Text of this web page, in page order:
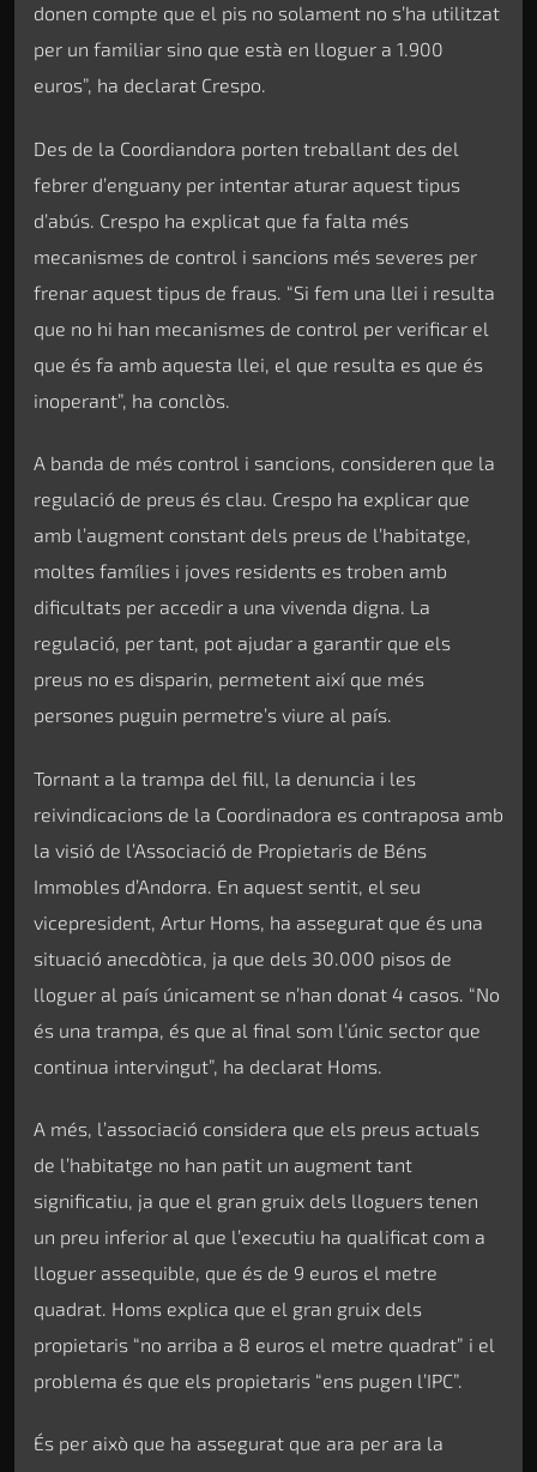
donen compte que el pis no solament no s’ha utilitzat
per un familiar sino que està en lloguer a 1.900
euros”, ha declarat Crespo.
Des de la Coordiandora porten treballant des del
febrer d’enguany per intentar aturar aquest tipus
d’abús. Crespo ha explicat que fa falta més
mecanismes de control i sancions més severes per
frenar aquest tipus de fraus. “Si fem una llei i resulta
que no hi han mecanismes de control per verificar el
que és fa amb aquesta llei, el que resulta es que és
inoperant”, ha conclòs.
A banda de més control i sancions, consideren que la
regulació de preus és clau. Crespo ha explicar que
amb l’augment constant dels preus de l’habitatge,
moltes famílies i joves residents es troben amb
dificultats per accedir a una vivenda digna. La
regulació, per tant, pot ajudar a garantir que els
preus no es disparin, permetent així que més
persones puguin permetre’s viure al país.
Tornant a la trampa del fill, la denuncia i les
reivindicacions de la Coordinadora es contraposa amb
la visió de l’Associació de Propietaris de Béns
Immobles d’Andorra. En aquest sentit, el seu
vicepresident, Artur Homs, ha assegurat que és una
situació anecdòtica, ja que dels 30.000 pisos de
lloguer al país únicament se n’han donat 4 casos. “No
és una trampa, és que al final som l’únic sector que
continua intervingut”, ha declarat Homs.
A més, l’associació considera que els preus actuals
de l’habitatge no han patit un augment tant
significatiu, ja que el gran gruix dels lloguers tenen
un preu inferior al que l’executiu ha qualificat com a
lloguer assequible, que és de 9 euros el metre
quadrat. Homs explica que el gran gruix dels
propietaris “no arriba a 8 euros el metre quadrat” i el
problema és que els propietaris “ens pugen l’IPC”.
És per això que ha assegurat que ara per ara la